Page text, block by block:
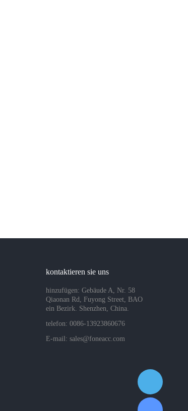
kontaktieren sie uns
hinzufügen: Gebäude A, Nr. 58
Qiaonan Rd, Fuyong Street, BAO
ein Bezirk. Shenzhen, China.
telefon: 0086-13923860676
E-mail: sales@foneacc.com